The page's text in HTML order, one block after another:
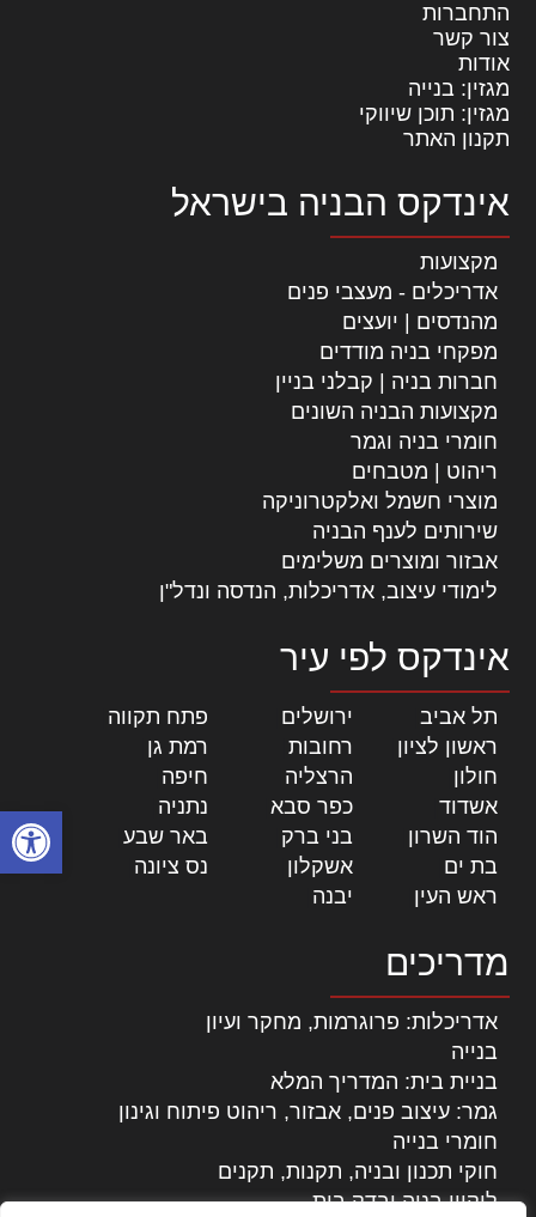
פתח
התחברות
צור קשר
אודות
מגזין: בנייה
מגזין: תוכן שיווקי
תקנון האתר
אינדקס הבניה בישראל
מקצועות
אדריכלים - מעצבי פנים
מהנדסים | יועצים
מפקחי בניה מודדים
חברות בניה | קבלני בניין
מקצועות הבניה השונים
חומרי בניה וגמר
ריהוט | מטבחים
מוצרי חשמל ואלקטרוניקה
שירותים לענף הבניה
אבזור ומוצרים משלימים
לימודי עיצוב, אדריכלות, הנדסה ונדל"ן
אינדקס לפי עיר
תל אביב ירושלים פתח תקווה
ראשון לציון
רחובות רמת גן
חולון
הרצליה חיפה
אשדוד
כפר סבא נתניה
הוד השרון
בני ברק באר שבע
בת ים
אשקלון נס ציונה
ראש העין
יבנה
מדריכים
אדריכלות: פרוגרמות, מחקר ועיון
בנייה
בניית בית: המדריך המלא
גמר: עיצוב פנים, אבזור, ריהוט פיתוח וגינון
חומרי בנייה
חוקי תכנון ובניה, תקנות, תקנים
ליקויי בניה ובדק בית